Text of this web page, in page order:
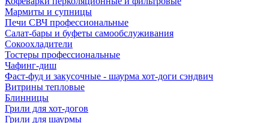
Мармиты и супницы
Печи СВЧ профессиональные
Салат-бары и буфеты самообслуживания
Сокоохладители
Тостеры профессиональные
Чафинг-диш
Фаст-фуд и закусочные - шаурма хот-доги сэндвич
Витрины тепловые
Блинницы
Грили для хот-догов
Грили для шаурмы